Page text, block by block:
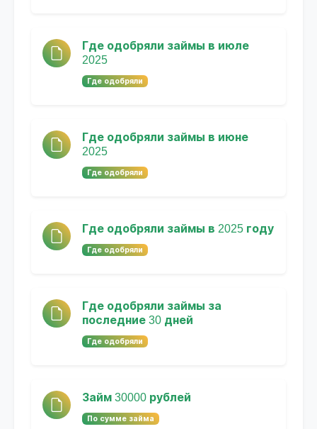
Где одобряли займы в июле
2025
Где одобряли
Где одобряли займы в июне
2025
Где одобряли
Где одобряли займы в 2025 году
Где одобряли
Где одобряли займы за
последние 30 дней
Где одобряли
Займ 30000 рублей
По сумме займа